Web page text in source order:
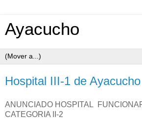
Ayacucho
Hospital III-1 de Ayacucho
ANUNCIADO HOSPITAL
CATEGORIA II-2